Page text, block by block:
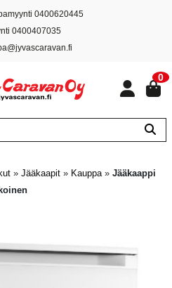
0400620445
0400407035
0
» Jääkaapit » Kauppa» Jääkaappi